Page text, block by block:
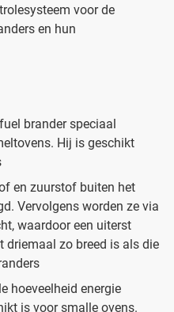
voor de
en hun
brander speciaal
Hij is geschikt
en zuurstof buiten het
Vervolgens worden ze via
waardoor een uiterst
driemaal zo breed is als die
hoeveelheid energie
is voor smalle ovens.